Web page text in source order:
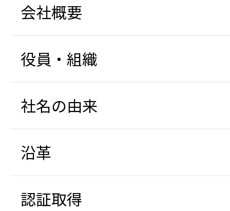
会社概要
役員・組織
社名の由来
沿革
認証取得